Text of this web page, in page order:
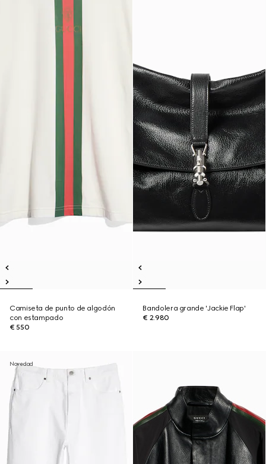
Camiseta de punto de algodón
con estampado
€ 550
Bandolera grande 'Jackie Flap'
€ 2.980
Novedad